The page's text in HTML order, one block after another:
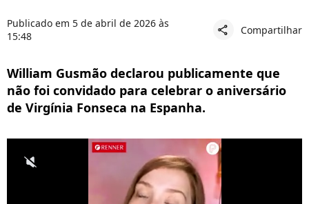
Publicado em 5 de abril de 2026 às
15:48
share Compartilhar
William Gusmão declarou publicamente que
não foi convidado para celebrar o aniversário
de Virgínia Fonseca na Espanha.